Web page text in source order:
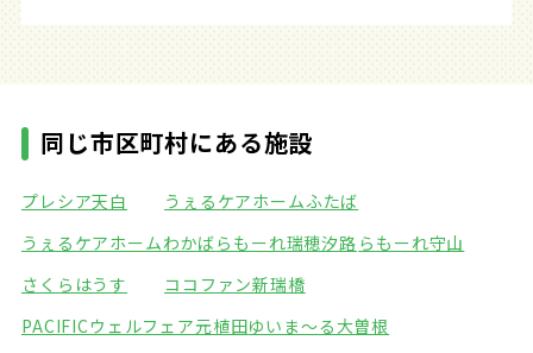
同じ市区町村にある施設
プレシア天白
うぇるケアホームふたば
うぇるケアホームわかばらもーれ瑞穂汐路 らもーれ守山
さくらはうす
ココファン新瑞橋
PACIFICウェルフェア元植田ゆいま～る大曽根